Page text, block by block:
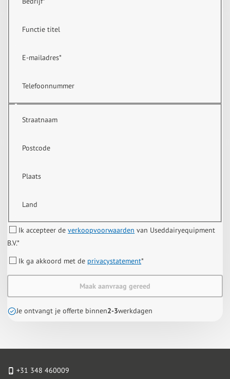
Functie titel
E-mailadres*
Telefoonnummer
Straatnaam
Postcode
Plaats
Land
Ik accepteer deverkoopvoorwaarden van Useddairyequipment
B.V.*
Ik ga akkoord met de privacystatement*
Maak aanvraag gereed
Je ontvangt je offerte binnen2-3werkdagen
+31 348 460009